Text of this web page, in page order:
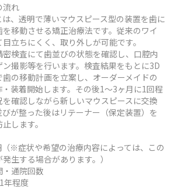
流れ
、透明で薄いマウスピース型の装置を歯に
移動させる矯正治療法です。従来のワイ
立ちにくく、取り外しが可能です。
検査にて歯並びの状態を確認し、口腔内
撮影等を行います。検査結果をもとに3D
の移動計画を立案し、オーダーメイドの
装着開始します。その後1～3ヶ月に1回程
確認しながら新しいマウスピースに交換
が整った後はリテーナー（保定装置）を
します。
※症状や希望の治療内容によっては、この
生する場合があります。）
・通院回数
年程度